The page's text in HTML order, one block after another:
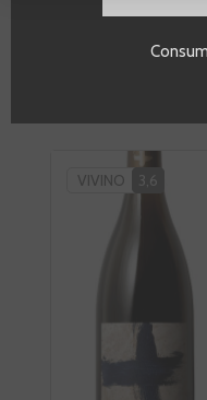
OTROS
VIVINO 3,6